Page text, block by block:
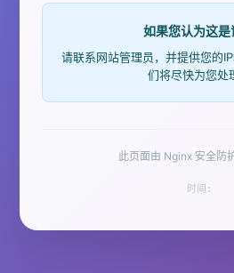
如果您认为这是
请联系网站管理员，并提供您的
们将尽快为您处
此页面由 Nginx 安全防
时间: